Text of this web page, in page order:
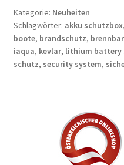
Kategorie: Neuheiten
Schlagwörter: akku schutzbox,
boote, brandschutz, brennbar
iaqua, kevlar, lithium battery
schutz, security system,